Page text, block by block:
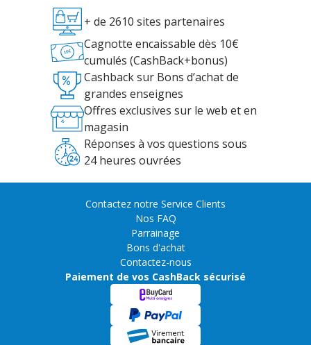
+ de 2610 sites partenaires
Cagnotte encaissable dès 10€
cumulés (CashBack+bonus)
Cashback sur Bons d’achat de
grandes enseignes
Offres exclusives sur le web et en
magasin
Réponses à vos questions sous
24 heures ouvrées
Contactez notre Service Clients
Nos FAQ
Parrainage
Bons d'achat
Contactez-nous
Paiement de vos CashBack sécurisé